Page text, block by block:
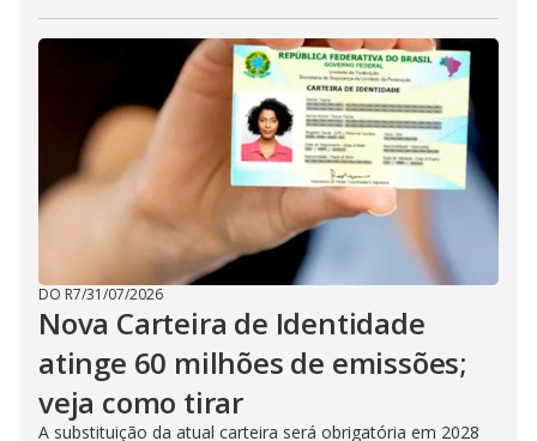
DO R7/31/07/2026
Nova Carteira de Identidade
atinge 60 milhões de emissões;
veja como tirar
A substituição da atual carteira será obrigatória em 2028